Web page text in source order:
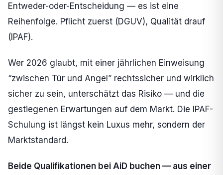
Entweder-oder-Entscheidung — es ist eine
Reihenfolge. Pflicht zuerst (DGUV), Qualität drauf
(IPAF).
Wer 2026 glaubt, mit einer jährlichen Einweisung
“zwischen Tür und Angel” rechtssicher und wirklich
sicher zu sein, unterschätzt das Risiko — und die
gestiegenen Erwartungen auf dem Markt. Die IPAF-
Schulung ist längst kein Luxus mehr, sondern der
Marktstandard.
Beide Qualifikationen bei AiD buchen — aus einer